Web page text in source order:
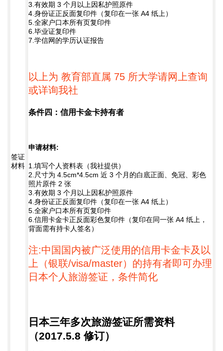
签证
材料
3.有效期 3 个月以上因私护照原件
4.身份证正反面复印件（复印在一张 A4 纸上）
5.全家户口本所有页复印件
6.毕业证复印件
7.学信网的学历认证报告
以上为 教育部直属 75 所大学请网上查询
或详询我社
条件四：信用卡金卡持有者
申请材料:
1.填写个人资料表（我社提供）
2.尺寸为 4.5cm*4.5cm 近 3 个月的白底正面、免冠、彩色
照片原件 2 张
3.有效期 3 个月以上因私护照原件
4.身份证正反面复印件（复印在一张 A4 纸上）
5.全家户口本所有页复印件
6.信用卡金卡正反面彩色复印件（复印在同一张 A4 纸上，
背面需有持卡人签名）
注:中国国内被广泛使用的信用卡金卡及以
上（银联/visa/master）的持有者即可办理
日本个人旅游签证，条件简化
日本三年多次旅游签证所需资料
（2017.5.8 修订）